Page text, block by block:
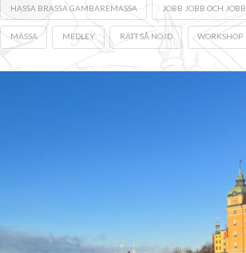
HASSA BRASSA GAMBAREMASSA JOBB JOBB OCH JOBB
MÄSSA MEDLEY RÄTT SÅ NÖJD WORKSHOP